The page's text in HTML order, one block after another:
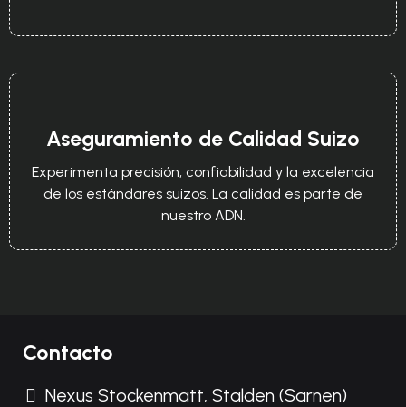
Aseguramiento de Calidad Suizo
Experimenta precisión, confiabilidad y la excelencia
de los estándares suizos. La calidad es parte de
nuestro ADN.
Contacto
Nexus Stockenmatt, Stalden (Sarnen)